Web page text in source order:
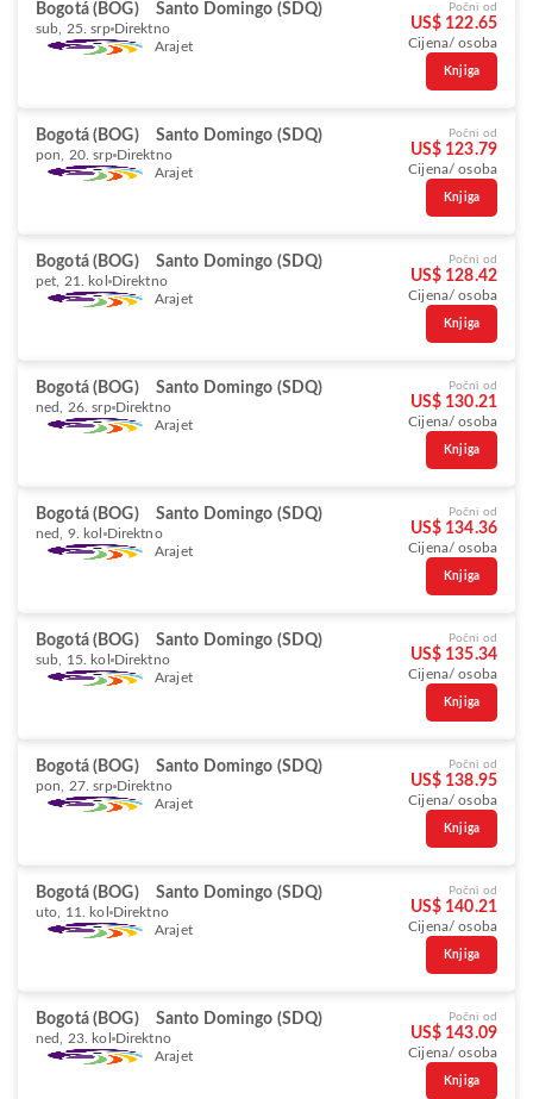
Bogotá (BOG) Santo Domingo (SDQ)
sub, 25. srp Direktno
Arajet
Počni od
US$ 122.65
Cijena/ osoba
Knjiga
Bogotá (BOG) Santo Domingo (SDQ)
pon, 20. srp Direktno
Arajet
Počni od
US$ 123.79
Cijena/ osoba
Knjiga
Bogotá (BOG) Santo Domingo (SDQ)
pet, 21. kol Direktno
Arajet
Počni od
US$ 128.42
Cijena/ osoba
Knjiga
Bogotá (BOG) Santo Domingo (SDQ)
ned, 26. srp Direktno
Arajet
Počni od
US$ 130.21
Cijena/ osoba
Knjiga
Bogotá (BOG) Santo Domingo (SDQ)
ned, 9. kol Direktno
Arajet
Počni od
US$ 134.36
Cijena/ osoba
Knjiga
Bogotá (BOG) Santo Domingo (SDQ)
sub, 15. kol Direktno
Arajet
Počni od
US$ 135.34
Cijena/ osoba
Knjiga
Bogotá (BOG) Santo Domingo (SDQ)
pon, 27. srp Direktno
Arajet
Počni od
US$ 138.95
Cijena/ osoba
Knjiga
Bogotá (BOG) Santo Domingo (SDQ)
uto, 11. kol Direktno
Arajet
Počni od
US$ 140.21
Cijena/ osoba
Knjiga
Bogotá (BOG) Santo Domingo (SDQ)
ned, 23. kol Direktno
Arajet
Počni od
US$ 143.09
Cijena/ osoba
Knjiga